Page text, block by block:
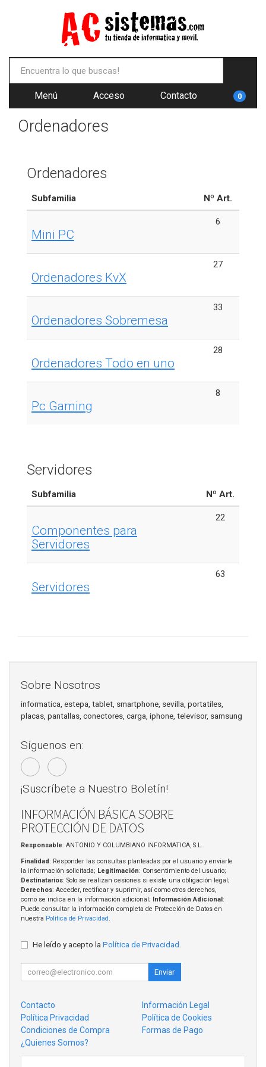
Menú Acceso Contacto 0
Ordenadores
Ordenadores
Subfamilia Nº Art.
Mini PC
6
Ordenadores KvX
27
Ordenadores Sobremesa
33
Ordenadores Todo en uno
28
Pc Gaming
8
Servidores
Subfamilia Nº Art.
Componentes para
Servidores
22
Servidores
63
Sobre Nosotros
informatica, estepa, tablet, smartphone, sevilla, portatiles,
placas, pantallas, conectores, carga, iphone, televisor, samsung
Síguenos en:
¡Suscríbete a Nuestro Boletín!
INFORMACIÓN BÁSICA SOBRE
PROTECCIÓN DE DATOS
Responsable: ANTONIO Y COLUMBIANO INFORMATICA, S.L.
Finalidad: Responder las consultas planteadas por el usuario y enviarle
la información solicitada; Legitimación: Consentimiento del usuario;
Destinatarios: Solo se realizan cesiones si existe una obligación legal;
Derechos: Acceder, rectificar y suprimir, así como otros derechos,
como se indica en la información adicional; Información Adicional:
Puede consultar la información completa de Protección de Datos en
nuestra Política de Privacidad
He leído y acepto la Política de Privacidad
Enviar
Contacto
Información Legal
Política Privacidad
Política de Cookies
Condiciones de Compra
Formas de Pago
¿Quienes Somos?